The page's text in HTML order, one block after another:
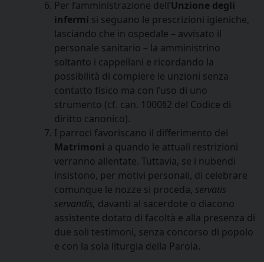
Per l’amministrazione dell’Unzione degli
infermi si seguano le prescrizioni igieniche,
lasciando che in ospedale – avvisato il
personale sanitario – la amministrino
soltanto i cappellani e ricordando la
possibilità di compiere le unzioni senza
contatto fisico ma con l’uso di uno
strumento (cf. can. 1000§2 del Codice di
diritto canonico).
I parroci favoriscano il differimento dei
Matrimoni a quando le attuali restrizioni
verranno allentate. Tuttavia, se i nubendi
insistono, per motivi personali, di celebrare
comunque le nozze si proceda, servatis
servandis, davanti al sacerdote o diacono
assistente dotato di facoltà e alla presenza di
due soli testimoni, senza concorso di popolo
e con la sola liturgia della Parola.